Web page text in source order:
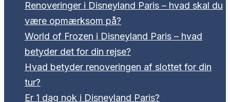
Renoveringer i Disneyland Paris – hvad skal du
være opmærksom på?
World of Frozen i Disneyland Paris – hvad
betyder det for din rejse?
Hvad betyder renoveringen af slottet for din
tur?
Er 1 dag nok i Disneyland Paris?